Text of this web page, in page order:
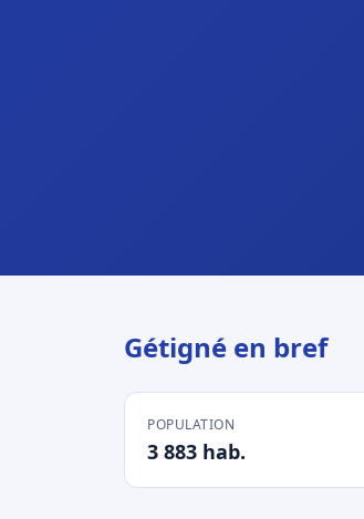
Gétigné en bref
POPULATION
3 883 hab.